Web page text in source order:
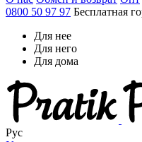
0800 50 97 97 Бесплатная
Для нее
Для него
Для дома
Рус